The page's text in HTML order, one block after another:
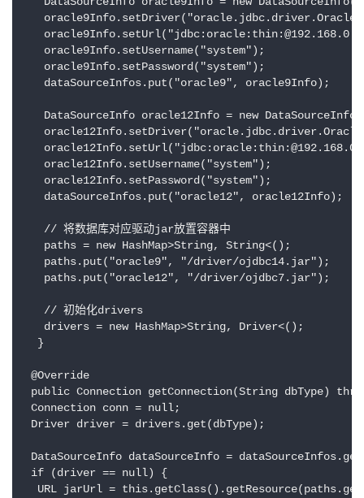
   oracle9Info.setUsername("system");
   oracle9Info.setPassword("system");
   dataSourceInfos.put("oracle9", oracle9Info);
DataSourceInfo oracle12Info = new
   oracle12Info.setUsername("system");
   oracle12Info.setPassword("system");
   dataSourceInfos.put("oracle12", oracle12Info);
   // 将数据库对应驱动jar放置容器中
   paths = new HashMap>String, String<();
   paths.put("oracle9", "/driver/ojdbc14.jar");
   paths.put("oracle12", "/driver/ojdbc7.jar");
   // 初始化drivers
   drivers = new HashMap>String, Driver<();
  }
@Override
public Connection getConnection(String dbType)
Connection conn = null;
Driver driver = drivers.get(dbType);
DataSourceInfo dataSourceInfo =
if (driver == null) {
URL jarUrl =